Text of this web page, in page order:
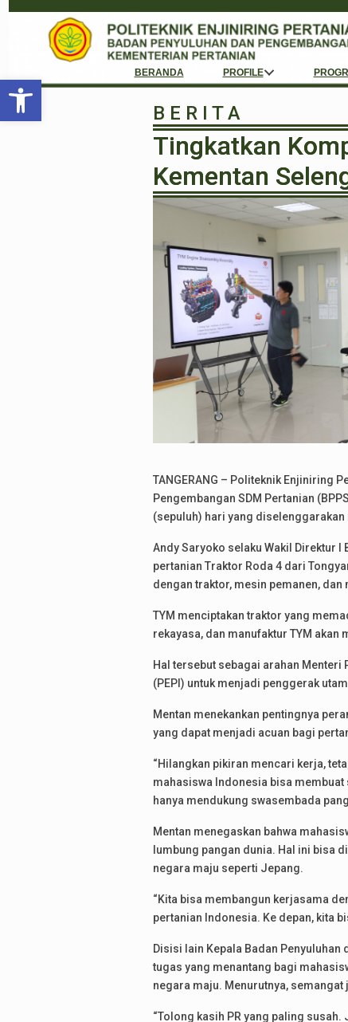
Open toolbarBERANDA PROFILE
B E R I T A
Tingkatkan
Kementan
TANGERANG – Politeknik Enjiniring
Pengembangan SDM Pertanian
(sepuluh) hari yang diselenggarakan
Andy Saryoko selaku Wakil Direktur
pertanian Traktor Roda 4 dari
dengan traktor, mesin pemanen,
TYM menciptakan traktor yang
rekayasa, dan manufaktur TYM
Hal tersebut sebagai arahan
(PEPI) untuk menjadi penggerak
Mentan menekankan pentingnya
yang dapat menjadi acuan bagi
“Hilangkan pikiran mencari kerja,
mahasiswa Indonesia bisa
hanya mendukung swasembada
Mentan menegaskan bahwa
lumbung pangan dunia. Hal ini bisa
negara maju seperti Jepang.
“Kita bisa membangun kerjasama
pertanian Indonesia. Ke depan, kita
Disisi lain Kepala Badan Penyuluhan
tugas yang menantang bagi
negara maju. Menurutnya,
“Tolong kasih PR yang paling